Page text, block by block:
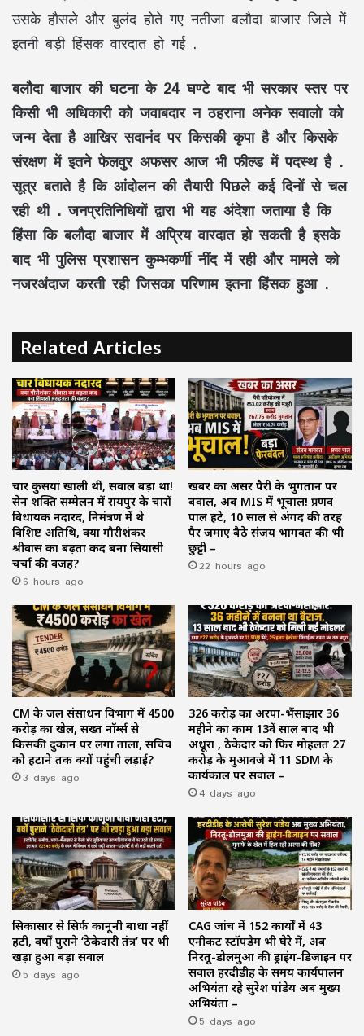
उसके हौसले और बुलंद होते गए नतीजा बलौदा बाजार जिले में
इतनी बड़ी हिंसक वारदात हो गई .
बलौदा बाजार की घटना के 24 घण्टे बाद भी सरकार स्तर पर
किसी भी अधिकारी को जवाबदार न ठहराना अनेक सवालो को
जन्म देता है आखिर सदानंद पर किसकी कृपा है और किसके
संरक्षण में इतने फेलवुर अफसर आज भी फील्ड में पदस्थ है .
सूत्र बताते है कि आंदोलन की तैयारी पिछले कई दिनों से चल
रही थी . जनप्रतिनिधियों द्वारा भी यह अंदेशा जताया है कि
हिंसा कि बलौदा बाजार में अप्रिय वारदात हो सकती है इसके
बाद भी पुलिस प्रशासन कुम्भकर्णी नींद में रही और मामले को
नजरअंदाज करती रही जिसका परिणाम इतना हिंसक हुआ .
Related Articles
चार कुर्सियां खाली थीं, सवाल बड़ा था!
सेन शक्ति सम्मेलन में रायपुर के चारों
विधायक नदारद, निमंत्रण में थे
विशिष्ट अतिथि, क्या गौरीशंकर
श्रीवास का बढ़ता कद बना सियासी
चर्चा की वजह?
6 hours ago
खबर का असर पैरी के भुगतान पर
बवाल, अब MIS में भूचाल! प्रणव
पाल हटे, 10 साल से अंगद की तरह
पैर जमाए बैठे संजय भागवत की भी
छुट्टी –
22 hours ago
CM के जल संसाधन विभाग में ₹4500
करोड़ का खेल, सख्त नॉर्म्स से
किसकी दुकान पर लगा ताला, सचिव
को हटाने तक क्यों पहुंची लड़ाई?
3 days ago
₹326 करोड़ का अरपा-भैंसाझार 36
महीने का काम 13वें साल बाद भी
अधूरा , ठेकेदार को फिर मोहलत ₹27
करोड़ के मुआवजे में 11 SDM के
कार्यकाल पर सवाल –
4 days ago
सिकासार से सिर्फ कानूनी बाधा नहीं
हटी, वर्षों पुराने ‘ठेकेदारी तंत्र’ पर भी
खड़ा हुआ बड़ा सवाल
5 days ago
CAG जांच में 152 कार्यों में 43
एनीकट स्टॉपडैम भी घेरे में, अब
निरतू-डोलमुआ की ड्राइंग-डिजाइन पर
सवाल हरदीडीह के समय कार्यपालन
अभियंता रहे सुरेश पांडेय अब मुख्य
अभियंता –
5 days ago